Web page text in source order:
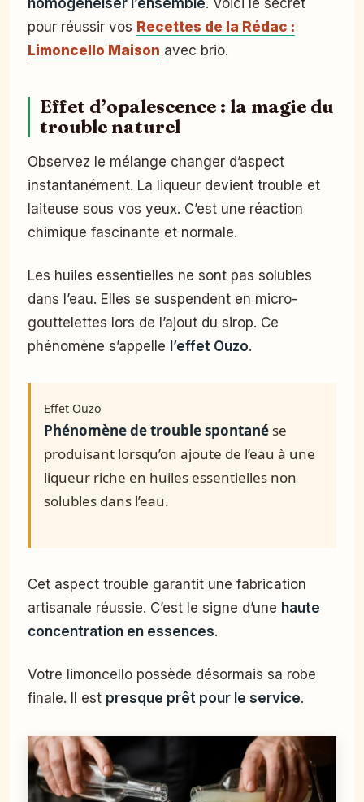
homogénéiser l’ensemble. Voici le secret
pour réussir vos Recettes de la Rédac :
Limoncello Maison avec brio.
Effet d’opalescence : la magie du
trouble naturel
Observez le mélange changer d’aspect
instantanément. La liqueur devient trouble et
laiteuse sous vos yeux. C’est une réaction
chimique fascinante et normale.
Les huiles essentielles ne sont pas solubles
dans l’eau. Elles se suspendent en micro-
gouttelettes lors de l’ajout du sirop. Ce
phénomène s’appelle l’effet Ouzo.
Effet Ouzo
Phénomène de trouble spontané se
produisant lorsqu’on ajoute de l’eau à une
liqueur riche en huiles essentielles non
solubles dans l’eau.
Cet aspect trouble garantit une fabrication
artisanale réussie. C’est le signe d’une haute
concentration en essences.
Votre limoncello possède désormais sa robe
finale. Il est presque prêt pour le service.